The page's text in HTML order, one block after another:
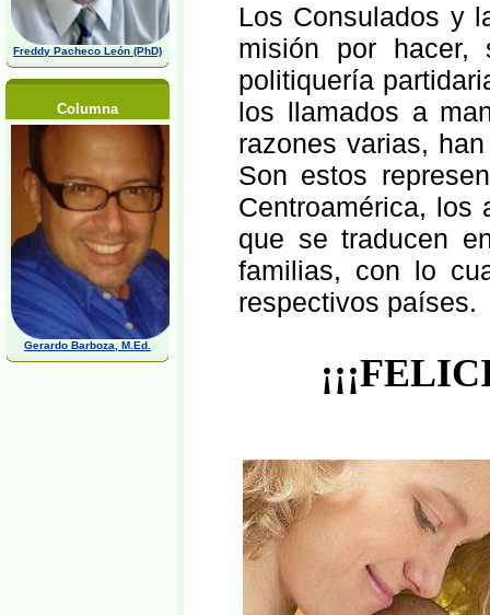
Freddy Pacheco León (PhD)
Columna
Gerardo Barboza, M.Ed.
Los Consulados y
misión por
politiquería
los llamados a
razones varias,
Son estos
Centroamérica, los
que se traducen
familias, con lo
respectivos países.